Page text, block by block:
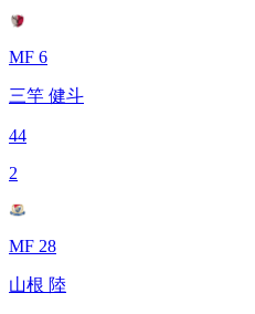
MF 6
三竿 健斗
44
2
MF 28
山根 陸